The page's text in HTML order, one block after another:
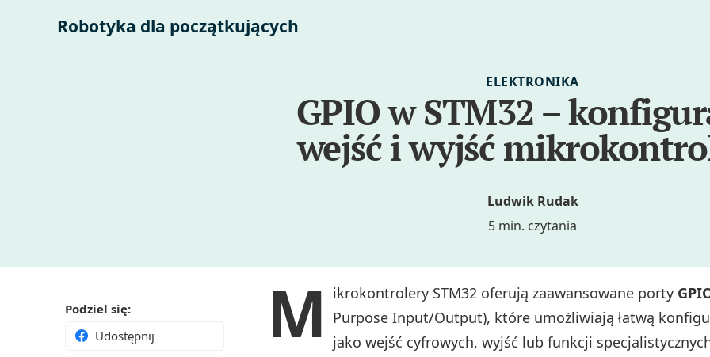
Robotyka dla początkujących
ELEKTRONIKA
GPIO w STM32 –
wejść i wyjść
Ludwik Rudak
5 min. czytania
Podziel się:
Udostępnij
M ikrokontrolery STM32 oferują zaawansowane porty
Purpose Input/Output), które umożliwiają łatwą
jako wejść cyfrowych, wyjść lub funkcji